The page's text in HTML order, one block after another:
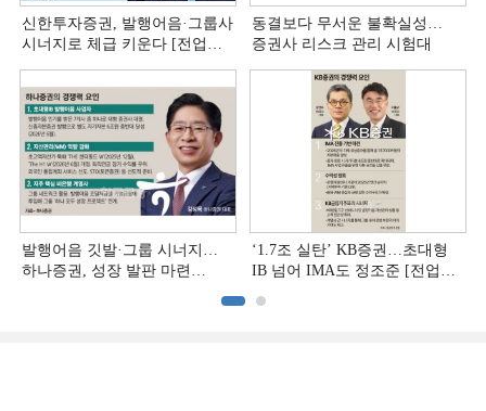
신한투자증권, 발행어음·그룹사
시너지로 체급 키운다 [전업계
동결보다 무서운 불확실성…
증권사 리스크 관리 시험대
발행어음 깃발·그룹 시너지…
하나증권, 성장 발판 마련
‘1.7조 실탄’ KB증권…초대형
IB 넘어 IMA도 정조준 [전업계